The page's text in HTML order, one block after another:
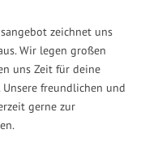
zeichnet uns
Wir legen großen
uns Zeit für deine
freundlichen und
gerne zur